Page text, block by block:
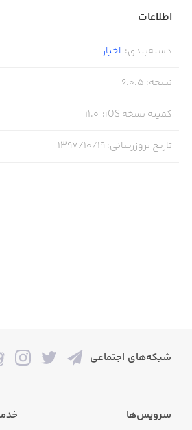
digitalprivacy for more
اطلاعات
دسته‌بندی: اخبار
نسخه:
6.0.5
کمینه نسخه iOS :
11.0
تاریخ بروزرسانی: ۱۳۹۷/۱۰/۱۹
شبکه‌های اجتماعی
سرویس‌ها